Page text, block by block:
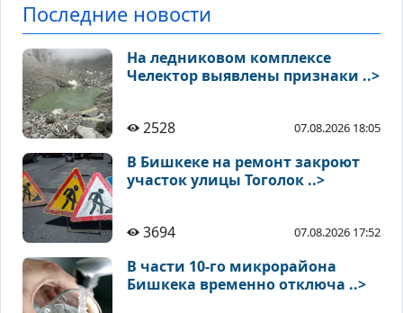
Последние новости
На ледниковом комплексе
Челектор выявлены признаки ..>
2528 07.08.2026 18:05
В Бишкеке на ремонт закроют
участок улицы Тоголок ..>
3694 07.08.2026 17:52
В части 10-го микрорайона
Бишкека временно отключа ..>